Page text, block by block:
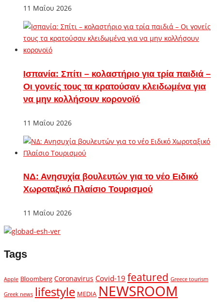
11 Μαΐου 2026
Ισπανία: Σπίτι – κολαστήριο για τρία παιδιά –
Οι γονείς τους τα κρατούσαν κλειδωμένα για
να μην κολλήσουν κορονοϊό
11 Μαΐου 2026
ΝΔ: Ανησυχία βουλευτών για το νέο Ειδικό
Χωροταξικό Πλαίσιο Τουρισμού
11 Μαΐου 2026
Tags
Apple Bloomberg Coronavirus Covid-19 featured Greece tourism
Greek news lifestyle MEDIA NEWSROOM